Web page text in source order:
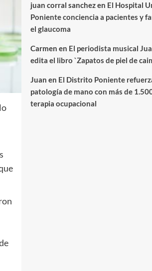
juan corral sanchezen El Hospital
Poniente conciencia a pacientes y
el glaucoma
Carmen en El periodista musical
edita el libro `Zapatos de piel de
Juan en El Distrito Poniente
patología de mano con más de
terapia ocupacional